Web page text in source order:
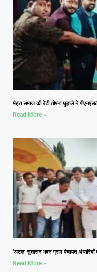
मेहरा समाज की बेटी तोषना घुड़ाले ने
Read More »
‘अटल’ सुशासन भवन ग्राम पंचायत अंधारियाँ
Read More »